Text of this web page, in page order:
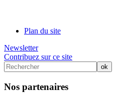
Plan du site
Newsletter
Contribuez sur ce site
Nos partenaires